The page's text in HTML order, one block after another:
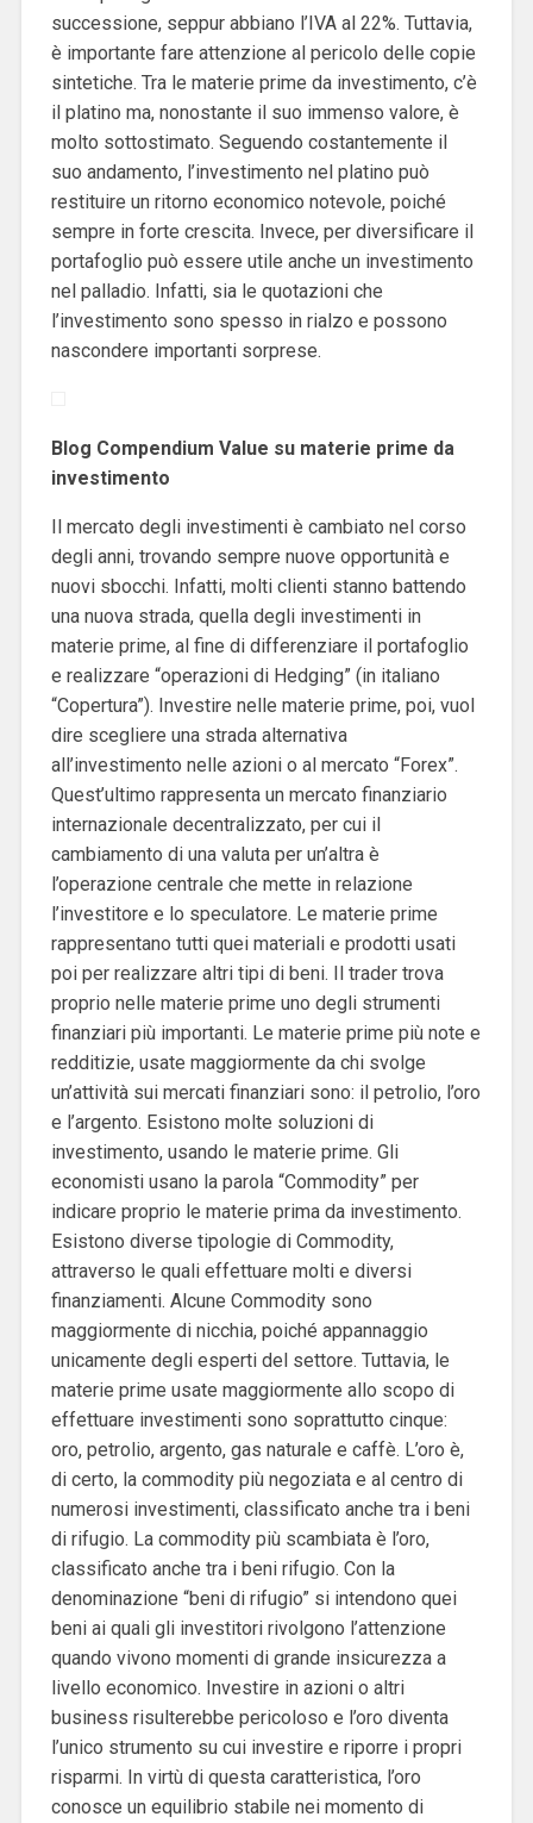
successione, seppur abbiano l’IVA al 22%. Tuttavia,
è importante fare attenzione al pericolo delle copie
sintetiche. Tra le materie prime da investimento, c’è
il platino ma, nonostante il suo immenso valore, è
molto sottostimato. Seguendo costantemente il
suo andamento, l’investimento nel platino può
restituire un ritorno economico notevole, poiché
sempre in forte crescita. Invece, per diversificare il
portafoglio può essere utile anche un investimento
nel palladio. Infatti, sia le quotazioni che
l’investimento sono spesso in rialzo e possono
nascondere importanti sorprese.
Blog Compendium Value su materie prime da
investimento
Il mercato degli investimenti è cambiato nel corso
degli anni, trovando sempre nuove opportunità e
nuovi sbocchi. Infatti, molti clienti stanno battendo
una nuova strada, quella degli investimenti in
materie prime, al fine di differenziare il portafoglio
e realizzare “operazioni di Hedging” (in italiano
“Copertura”). Investire nelle materie prime, poi, vuol
dire scegliere una strada alternativa
all’investimento nelle azioni o al mercato “Forex”.
Quest’ultimo rappresenta un mercato finanziario
internazionale decentralizzato, per cui il
cambiamento di una valuta per un’altra è
l’operazione centrale che mette in relazione
l’investitore e lo speculatore. Le materie prime
rappresentano tutti quei materiali e prodotti usati
poi per realizzare altri tipi di beni. Il trader trova
proprio nelle materie prime uno degli strumenti
finanziari più importanti. Le materie prime più note e
redditizie, usate maggiormente da chi svolge
un’attività sui mercati finanziari sono: il petrolio, l’oro
e l’argento. Esistono molte soluzioni di
investimento, usando le materie prime. Gli
economisti usano la parola “Commodity” per
indicare proprio le materie prima da investimento.
Esistono diverse tipologie di Commodity,
attraverso le quali effettuare molti e diversi
finanziamenti. Alcune Commodity sono
maggiormente di nicchia, poiché appannaggio
unicamente degli esperti del settore. Tuttavia, le
materie prime usate maggiormente allo scopo di
effettuare investimenti sono soprattutto cinque:
oro, petrolio, argento, gas naturale e caffè. L’oro è,
di certo, la commodity più negoziata e al centro di
numerosi investimenti, classificato anche tra i beni
di rifugio. La commodity più scambiata è l’oro,
classificato anche tra i beni rifugio. Con la
denominazione “beni di rifugio” si intendono quei
beni ai quali gli investitori rivolgono l’attenzione
quando vivono momenti di grande insicurezza a
livello economico. Investire in azioni o altri
business risulterebbe pericoloso e l’oro diventa
l’unico strumento su cui investire e riporre i propri
risparmi. In virtù di questa caratteristica, l’oro
conosce un equilibrio stabile nei momento di